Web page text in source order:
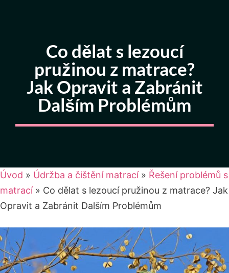
Co dělat s lezoucí
pružinou z matrace?
Jak Opravit a Zabránit
Dalším Problémům
Úvod » Údržba a čištění matrací» Řešení problémů s
matrací» Co dělat s lezoucí pružinou z matrace? Jak
Opravit a Zabránit Dalším Problémům